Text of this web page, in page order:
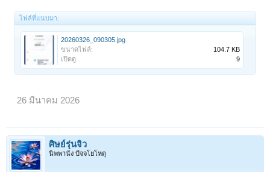
ไฟล์ที่แนบมา:
20260326_090305.jpg
ขนาดไฟล์:
104.7 KB
เปิดดู:
9
26 มีนาคม 2026
ศิษย์รุ่นจิ๋ว
นิพพานัง ปัจจโยโหตุ